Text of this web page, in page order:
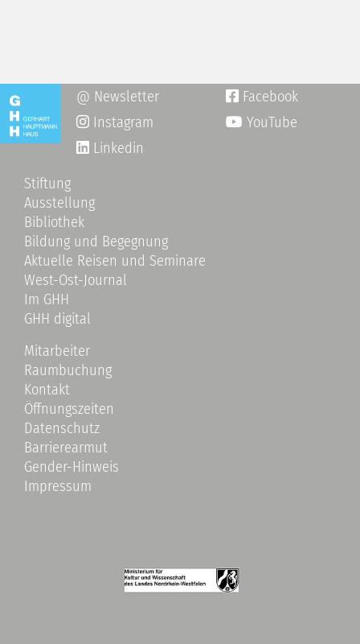
@ Newsletter  Facebook
Instagram
YouTube
Linkedin
Stiftung
Ausstellung
Bibliothek
Bildung und Begegnung
Aktuelle Reisen und Seminare
West-Ost-Journal
Im GHH
GHH digital
Mitarbeiter
Raumbuchung
Kontakt
Öffnungszeiten
Datenschutz
Barrierearmut
Gender-Hinweis
Impressum